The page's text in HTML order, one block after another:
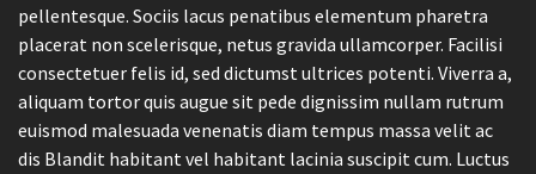
pellentesque. Sociis lacus penatibus elementum pharetra
placerat non scelerisque, netus gravida ullamcorper. Facilisi
consectetuer felis id, sed dictumst ultrices potenti. Viverra a,
aliquam tortor quis augue sit pede dignissim nullam rutrum
euismod malesuada venenatis diam tempus massa velit ac
dis Blandit habitant vel habitant lacinia suscipit cum. Luctus